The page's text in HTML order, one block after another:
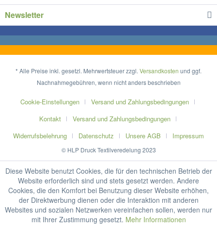
Newsletter
* Alle Preise inkl. gesetzl. Mehrwertsteuer zzgl. Versandkosten und ggf.
Nachnahmegebühren, wenn nicht anders beschrieben
Cookie-Einstellungen
Versand und Zahlungsbedingungen
Kontakt
Versand und Zahlungsbedingungen
Widerrufsbelehrung
Datenschutz Unsere AGB Impressum
© HLP Druck Textilveredelung 2023
Diese Website benutzt Cookies, die für den technischen Betrieb der
Website erforderlich sind und stets gesetzt werden. Andere
Cookies, die den Komfort bei Benutzung dieser Website erhöhen,
der Direktwerbung dienen oder die Interaktion mit anderen
Websites und sozialen Netzwerken vereinfachen sollen, werden nur
mit Ihrer Zustimmung gesetzt. Mehr Informationen